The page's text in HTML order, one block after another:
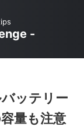
-
ッテリー
量も注意